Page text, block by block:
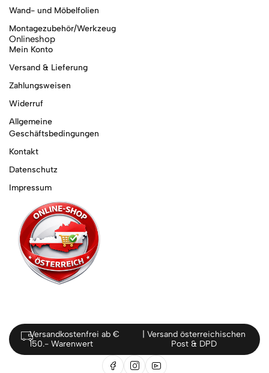
Wand- und Möbelfolien
Montagezubehör/Werkzeug
Onlineshop
Mein Konto
Versand & Lieferung
Zahlungsweisen
Widerruf
Allgemeine
Geschäftsbedingungen
Kontakt
Datenschutz
Impressum
Versandkostenfrei ab €
150.- Warenwert
| Versand österreichischen
Post & DPD